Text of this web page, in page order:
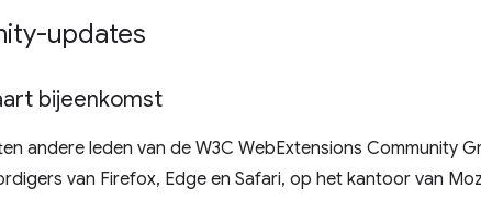
updates
bijeenkomst
andere leden van de W3C WebExtensions Community
van Firefox, Edge en Safari, op het kantoor van